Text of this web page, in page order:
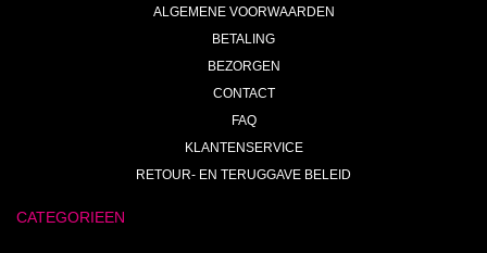
ALGEMENE VOORWAARDEN
BETALING
BEZORGEN
CONTACT
FAQ
KLANTENSERVICE
RETOUR- EN TERUGGAVE BELEID
CATEGORIEEN